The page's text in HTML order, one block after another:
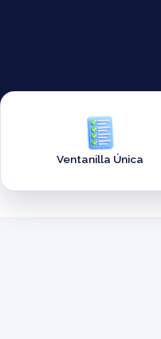
Ventanilla Única